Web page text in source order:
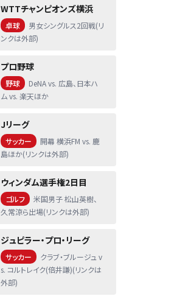
WTTチャンピオンズ横浜
卓球
男女シングルス2回戦(リ
ンクは外部)
プロ野球
野球
DeNA vs. 広島、日本ハ
ム vs. 楽天ほか
Jリーグ
サッカー
開幕 横浜FM vs. 鹿
島ほか(リンクは外部)
ウィンダム選手権2日目
ゴルフ
米国男子 松山英樹、
久常涼ら出場(リンクは外部)
ジュピラー・プロ・リーグ
サッカー
クラブ・ブルージュ v
s. コルトレイク(倍井謙)(リンクは
外部)